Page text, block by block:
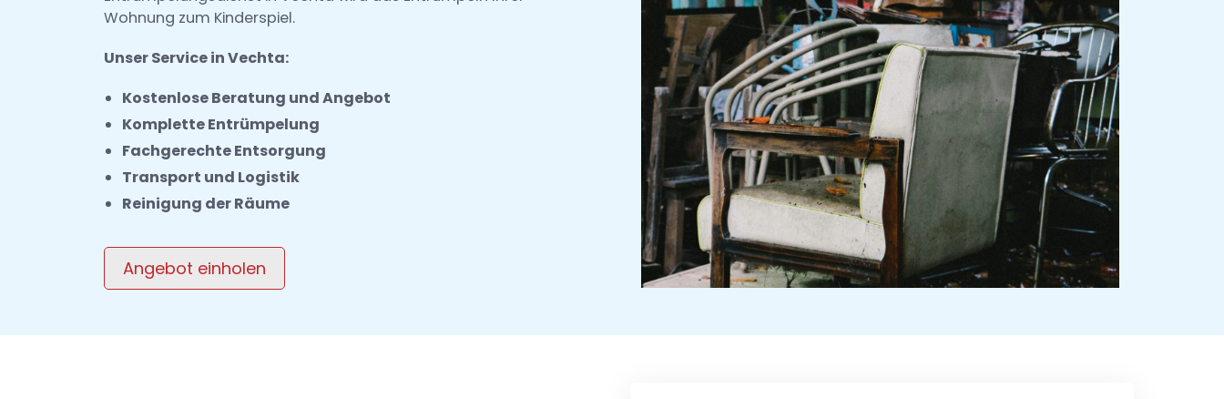
Wohnung zum Kinderspiel.
Unser Service in Vechta:
Kostenlose Beratung und Angebot
Komplette Entrümpelung
Fachgerechte Entsorgung
Transport und Logistik
Reinigung der Räume
Angebot einholen